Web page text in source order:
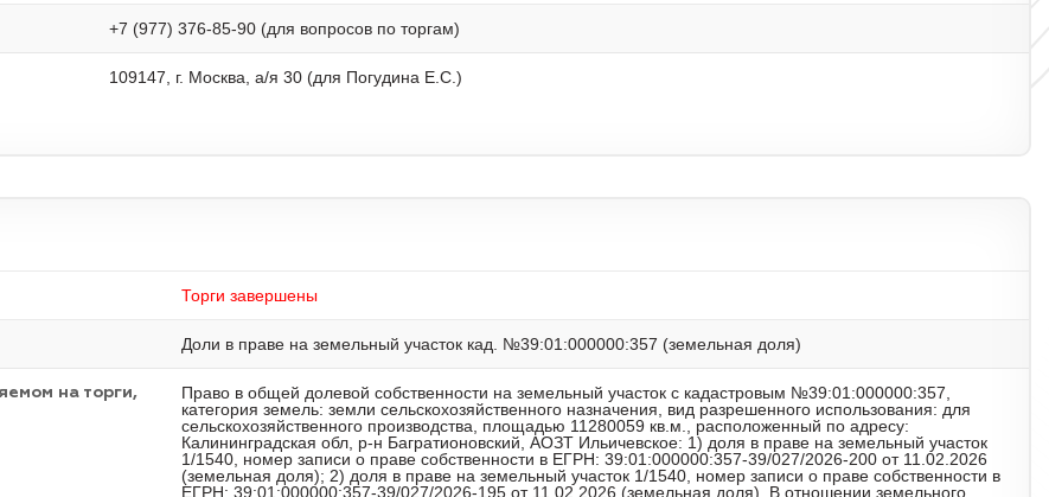
+7 (977) 376-85-90 (для вопросов по торгам)
109147, г. Москва, а/я 30 (для Погудина Е.С.)
Торги завершены
Доли в праве на земельный участок кад. №39:01:000000:357 (земельная доля)
на торги,
Право в общей долевой собственности на земельный участок с кадастровым №39:01:000000:357,
категория земель: земли сельскохозяйственного назначения, вид разрешенного использования: для
сельскохозяйственного производства, площадью 11280059 кв.м., расположенный по адресу:
Калининградская обл, р-н Багратионовский, АОЗТ Ильичевское: 1) доля в праве на земельный участок
1/1540, номер записи о праве собственности в ЕГРН: 39:01:000000:357-39/027/2026-200 от 11.02.2026
(земельная доля); 2) доля в праве на земельный участок 1/1540, номер записи о праве собственности в
ЕГРН: 39:01:000000:357-39/027/2026-195 от 11.02.2026 (земельная доля). В отношении земельного